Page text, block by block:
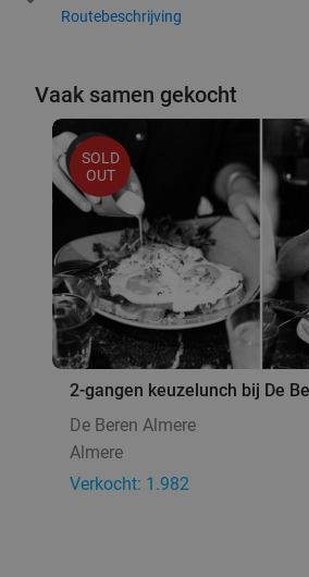
Routebeschrijving
Vaak samen gekocht
SOLD
OUT
2-gangen keuzelunch bij De
De Beren Almere
Almere
Verkocht: 1.982